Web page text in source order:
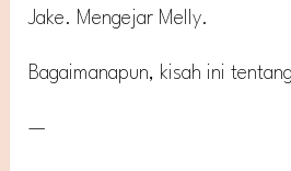
Jake. Mengejar Melly.
Bagaimanapun, kisah ini
—